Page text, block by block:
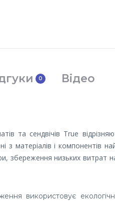
0 Відео
та сендвічів True
з матеріалів і компонентів
збереження низьких витрат
використовує